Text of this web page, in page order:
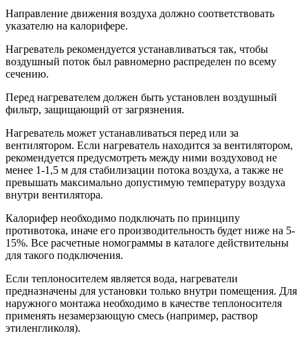
Направление движения воздуха должно соответствовать
указателю на калорифере.
Нагреватель рекомендуется устанавливаться так, чтобы
воздушный поток был равномерно распределен по всему
сечению.
Перед нагревателем должен быть установлен воздушный
фильтр, защищающий от загрязнения.
Нагреватель может устанавливаться перед или за
вентилятором. Если нагреватель находится за вентилятором,
рекомендуется предусмотреть между ними воздуховод не
менее 1-1,5 м для стабилизации потока воздуха, а также не
превышать максимально допустимую температуру воздуха
внутри вентилятора.
Калорифер необходимо подключать по принципу
противотока, иначе его производительность будет ниже на 5-
15%. Все расчетные номограммы в каталоге действительны
для такого подключения.
Если теплоносителем является вода, нагреватели
предназначены для установки только внутри помещения. Для
наружного монтажа необходимо в качестве теплоносителя
применять незамерзающую смесь (например, раствор
этиленгликоля).